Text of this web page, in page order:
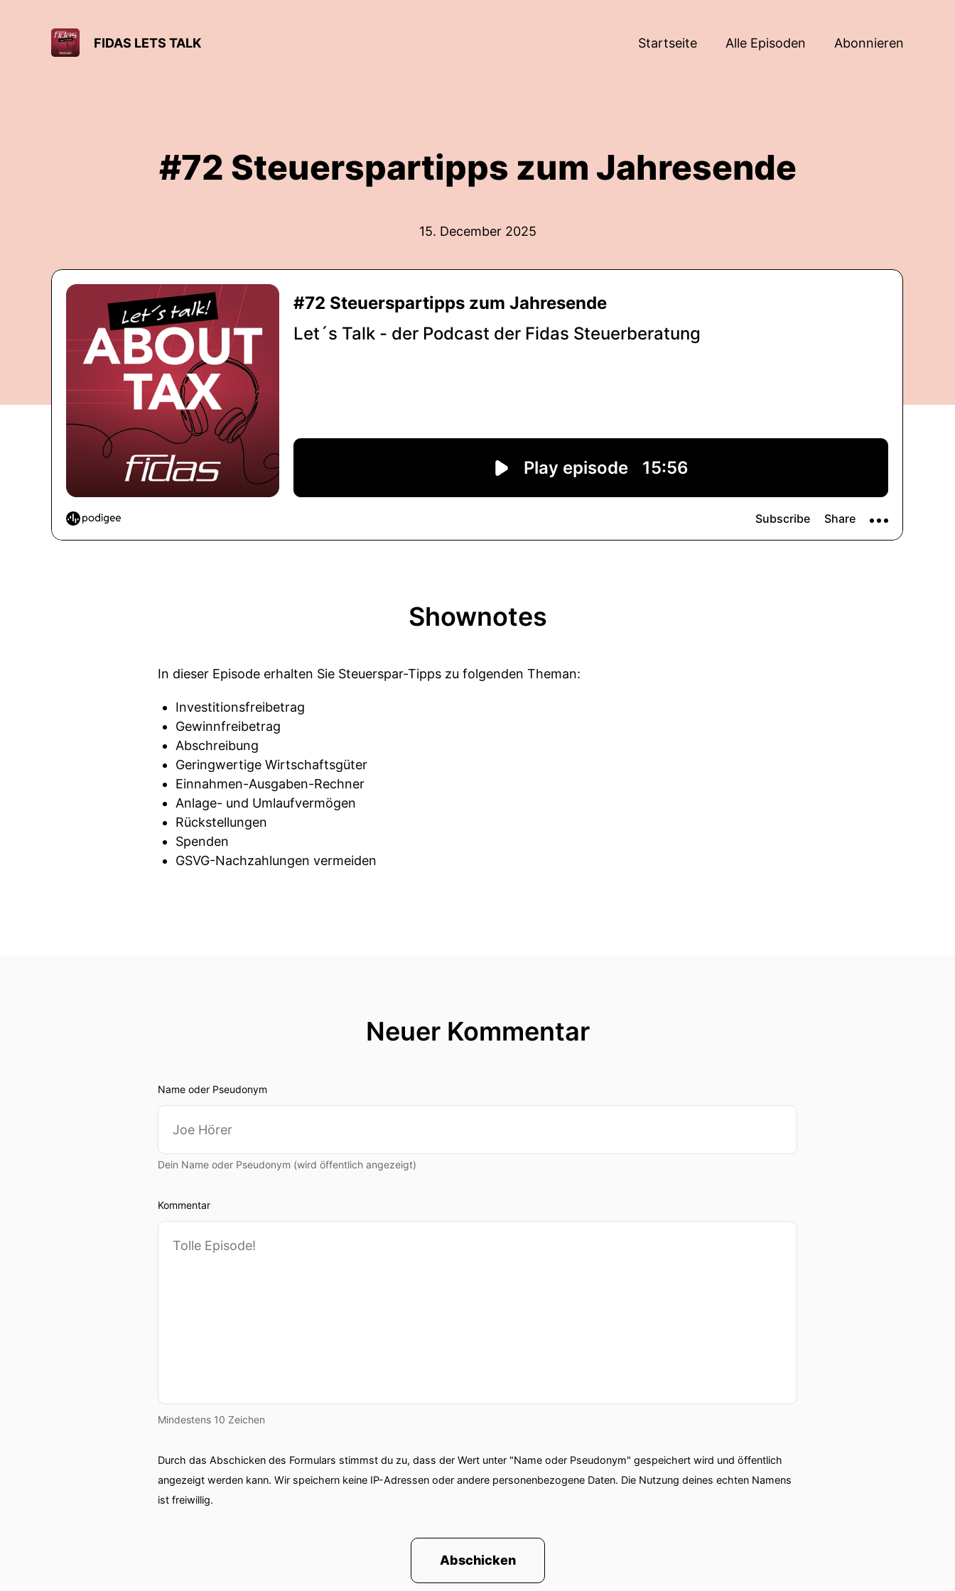
FIDAS LETS TALK Startseite Alle Episoden Abonnieren
#72 Steuerspartipps zum Jahresende
15. December 2025
Shownotes
In dieser Episode erhalten Sie Steuerspar-Tipps zu folgenden Theman:
Investitionsfreibetrag
Gewinnfreibetrag
Abschreibung
Geringwertige Wirtschaftsgüter
Einnahmen-Ausgaben-Rechner
Anlage- und Umlaufvermögen
Rückstellungen
Spenden
GSVG-Nachzahlungen vermeiden
Neuer Kommentar
Name oder Pseudonym
Dein Name oder Pseudonym (wird öffentlich angezeigt)
Kommentar
Mindestens 10 Zeichen
Durch das Abschicken des Formulars stimmst du zu, dass der Wert unter "Name oder Pseudonym" gespeichert wird und öffentlich
angezeigt werden kann. Wir speichern keine IP-Adressen oder andere personenbezogene Daten. Die Nutzung deines echten Namens
ist freiwillig.
Abschicken